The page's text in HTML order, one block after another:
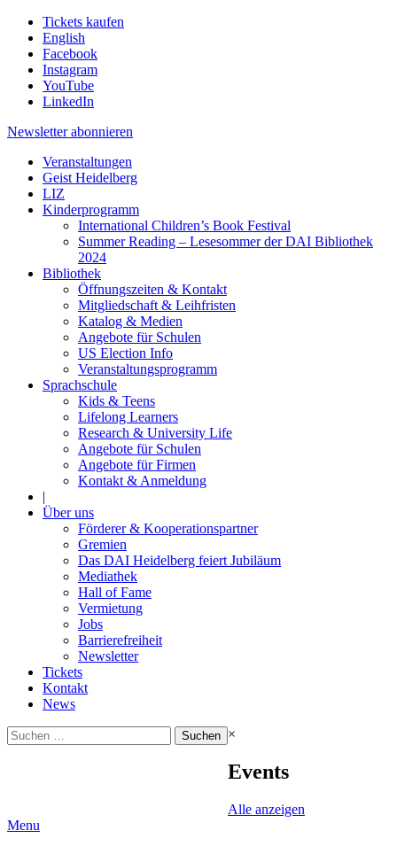
Tickets kaufen
English
Facebook
Instagram
YouTube
LinkedIn
Newsletter abonnieren
Veranstaltungen
Geist Heidelberg
LIZ
Kinderprogramm
International Children’s Book Festival
Summer Reading – Lesesommer der DAI Bibliothek
2024
Bibliothek
Öffnungszeiten & Kontakt
Mitgliedschaft & Leihfristen
Katalog & Medien
Angebote für Schulen
US Election Info
Veranstaltungsprogramm
Sprachschule
Kids & Teens
Lifelong Learners
Research & University Life
Angebote für Schulen
Angebote für Firmen
Kontakt & Anmeldung
|
Über uns
Förderer & Kooperationspartner
Gremien
Das DAI Heidelberg feiert Jubiläum
Mediathek
Hall of Fame
Vermietung
Jobs
Barrierefreiheit
Newsletter
Tickets
Kontakt
News
Suchen
nach:
×
Events
Alle anzeigen
Menu